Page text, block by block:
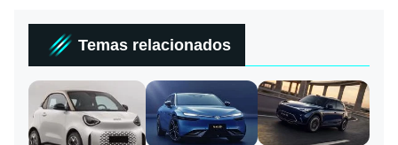
Temas relacionados